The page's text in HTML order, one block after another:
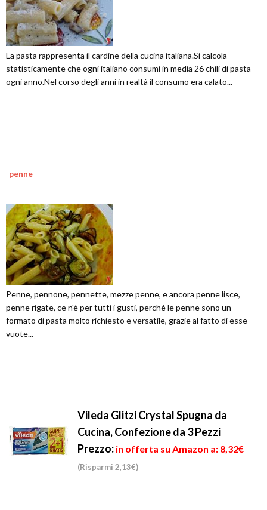
La pasta rappresenta il cardine della cucina italiana.Si calcola
statisticamente che ogni italiano consumi in media 26 chili di pasta
ogni anno.Nel corso degli anni in realtà il consumo era calato...
penne
Penne, pennone, pennette, mezze penne, e ancora penne lisce,
penne rigate, ce n'è per tutti i gusti, perchè le penne sono un
formato di pasta molto richiesto e versatile, grazie al fatto di esse
vuote...
Vileda Glitzi Crystal Spugna da
Cucina, Confezione da 3 Pezzi
Prezzo: in offerta su Amazon a: 8,32€
(Risparmi 2,13€)